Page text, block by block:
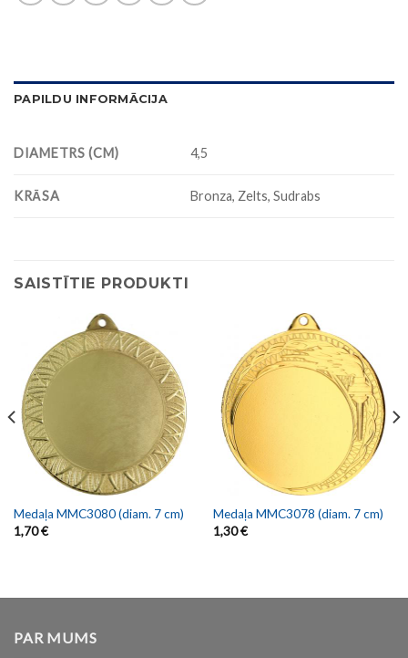
PAPILDU INFORMĀCIJA
DIAMETRS (CM) 4,5
KRĀSA Bronza, Zelts, Sudrabs
SAISTĪTIE PRODUKTI
Medaļa MMC3080 (diam. 7 cm)
1,70€
Medaļa MMC3078 (diam. 7 cm)
1,30€
PAR MUMS